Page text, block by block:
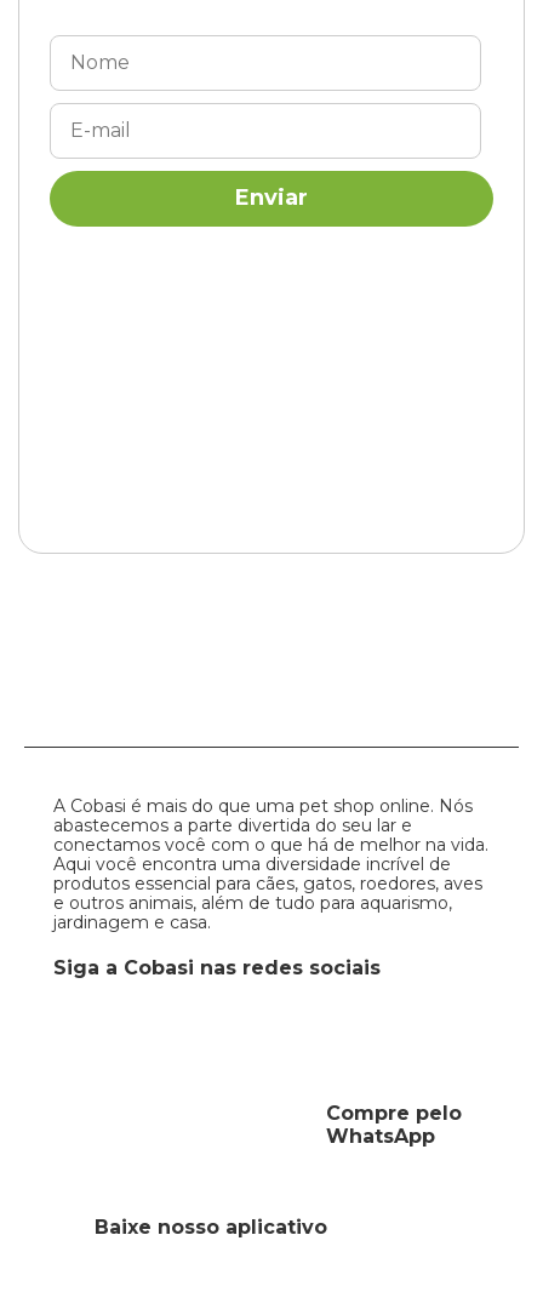
A Cobasi é mais do que uma pet shop online. Nós
abastecemos a parte divertida do seu lar e
conectamos você com o que há de melhor na vida.
Aqui você encontra uma diversidade incrível de
produtos essencial para cães, gatos, roedores, aves
e outros animais, além de tudo para aquarismo,
jardinagem e casa.
Siga a Cobasi nas redes sociais
Compre pelo
WhatsApp
Baixe nosso aplicativo